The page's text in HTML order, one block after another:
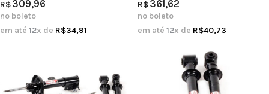
R$309,96
no boleto
em até 12x de R$34,91
R$361,62
no boleto
em até 12x de R$40,73